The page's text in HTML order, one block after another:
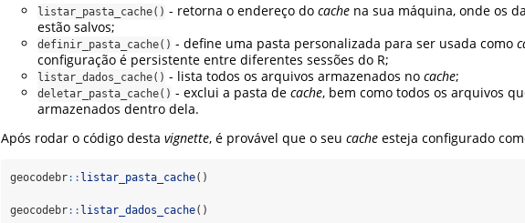
listar_pasta_cache() - retorna o endereço do cache na sua máquina, onde os
estão salvos;
definir_pasta_cache() - define uma pasta personalizada para ser usada como
configuração é persistente entre diferentes sessões do R;
listar_dados_cache() - lista todos os arquivos armazenados no cache;
deletar_pasta_cache() - exclui a pasta de cache, bem como todos os arquivos
armazenados dentro dela.
Após rodar o código desta vignette, é provável que o seu cache esteja configurado
geocodebr:: listar_pasta_cache()
geocodebr:: listar_dados_cache()